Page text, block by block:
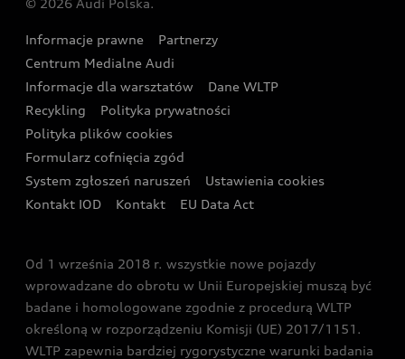
Wyszukaj najbliższego Partnera Audi
Oferta dla przedsiębiorców
Oferta dla klientów prywatnych
Kalkulator rat
Ubezpieczenie
Audi exclusive
Zasięg
Gwarancja
Akcje serwisowe Audi
Katalog online akcesoriów
Audi i Muzeum Sztuki Nowoczesnej w Warszawie
Audi driving experience
Audi quattro Cup
Audi i Puchar Świata w Skokach Narciarskich w
Zakopanem
© 2026 Audi Polska.
Informacje prawne
Partnerzy
Centrum Medialne Audi
Informacje dla warsztatów
Dane WLTP
Recykling
Polityka prywatności
Polityka plików cookies
Formularz cofnięcia zgód
System zgłoszeń naruszeń
Ustawienia cookies
Kontakt IOD
Kontakt EU Data Act
Od 1 września 2018 r. wszystkie nowe pojazdy
wprowadzane do obrotu w Unii Europejskiej muszą być
badane i homologowane zgodnie z procedurą WLTP
określoną w rozporządzeniu Komisji (UE) 2017/1151.
WLTP zapewnia bardziej rygorystyczne warunki badania